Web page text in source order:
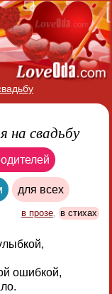
на свадьбу
для всех
в прозе, в стихах
ошибкой,